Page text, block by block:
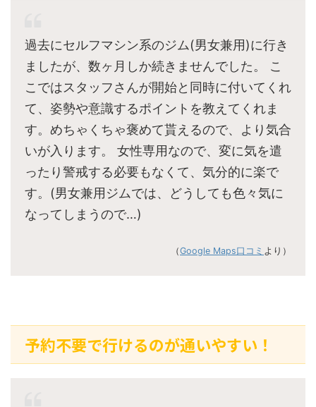
過去にセルフマシン系のジム(男女兼用)に行き
ましたが、数ヶ月しか続きませんでした。 こ
こではスタッフさんが開始と同時に付いてくれ
て、姿勢や意識するポイントを教えてくれま
す。めちゃくちゃ褒めて貰えるので、より気合
いが入ります。 女性専用なので、変に気を遣
ったり警戒する必要もなくて、気分的に楽で
す。(男女兼用ジムでは、どうしても色々気に
なってしまうので…)
（Google Maps口コミ より）
予約不要で行けるのが通いやすい！